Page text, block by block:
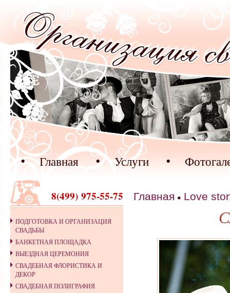
Главная Услуги
8(499) 975-55-75
ПОДГОТОВКА И ОРГАНИЗАЦИЯ
СВАДЬБЫ
БАНКЕТНАЯ ПЛОЩАДКА
ВЫЕЗДНАЯ ЦЕРЕМОНИЯ
СВАДЕБНАЯ ФЛОРИСТИКА И
ДЕКОР
СВАДЕБНАЯ ПОЛИГРАФИЯ
Главная Love